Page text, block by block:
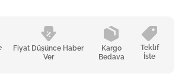
Fiyat Düşünce Haber
Ver
Kargo
Bedava
Teklif
İste